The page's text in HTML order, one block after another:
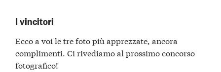
I vincitori
Ecco a voi le tre foto più apprezzate, ancora
complimenti. Ci rivediamo al prossimo concorso
fotografico!